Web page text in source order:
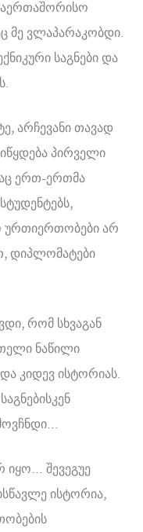
მე ვლაპარაკობდი.
საგნები და
არჩევანი თავად
პირველი
ერთ-ერთმა
ურთიერთობები არ
დიპლომატები
რომ სხვაგან
ნაწილი
კიდევ ისტორიას.
იყო… შევეგუე
ისტორია,